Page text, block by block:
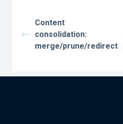
Content
consolidation:
merge/prune/redirect